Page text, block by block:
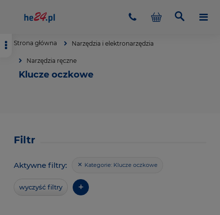
Strona główna Narzędzia i elektronarzędzia
Narzędzia ręczne
Klucze oczkowe
Filtr
Aktywne filtry: Kategorie: Klucze oczkowe
wyczyść filtry +